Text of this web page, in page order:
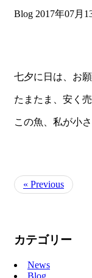
Blog 2017年07月
七夕に日は、お
たまたま、安く
この魚、私が小
« Previous
カテゴリー
News
Blog